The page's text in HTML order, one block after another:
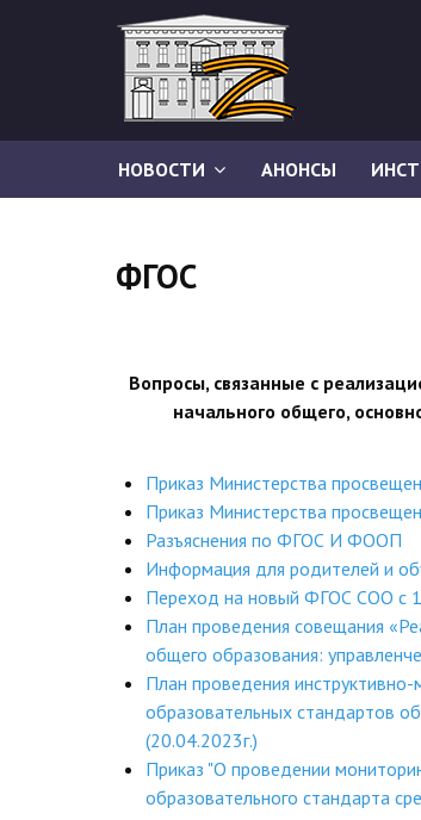
НОВОСТИ АНОНСЫ
ФГОС
Вопросы, связанные с
начального общего,
Приказ Министерства
Приказ Министерства
Разъяснения по ФГОС И ФООП
Информация для родителей и
Переход на новый ФГОС СОО с 1
План проведения совещания
общего образования:
План проведения
образовательных стандартов
(20.04.2023г.)
Приказ "О проведении
образовательного стандарта